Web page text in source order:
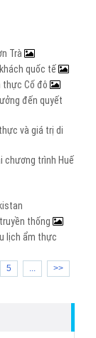
Trà
quốc tế
thực Cố đô
đến quyết
và giá trị di
chương trình Huế
thống
lịch ẩm thực
5 ... >>